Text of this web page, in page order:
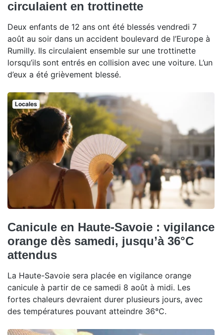
circulaient en trottinette
Deux enfants de 12 ans ont été blessés vendredi 7
août au soir dans un accident boulevard de l’Europe à
Rumilly. Ils circulaient ensemble sur une trottinette
lorsqu’ils sont entrés en collision avec une voiture. L’un
d’eux a été grièvement blessé.
Locales
Canicule en Haute-Savoie : vigilance
orange dès samedi, jusqu’à 36°C
attendus
La Haute-Savoie sera placée en vigilance orange
canicule à partir de ce samedi 8 août à midi. Les
fortes chaleurs devraient durer plusieurs jours, avec
des températures pouvant atteindre 36°C.